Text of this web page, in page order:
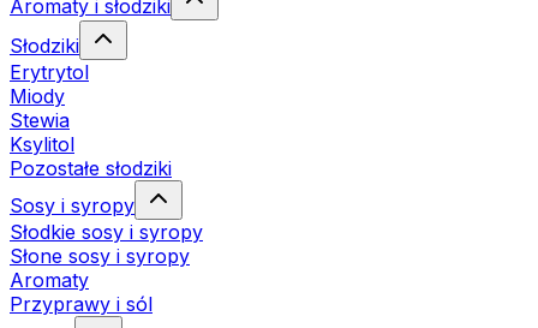
Aromaty i słodziki
Słodziki
Erytrytol
Miody
Stewia
Ksylitol
Pozostałe słodziki
Sosy i syropy
Słodkie sosy i syropy
Słone sosy i syropy
Aromaty
Przyprawy i sól